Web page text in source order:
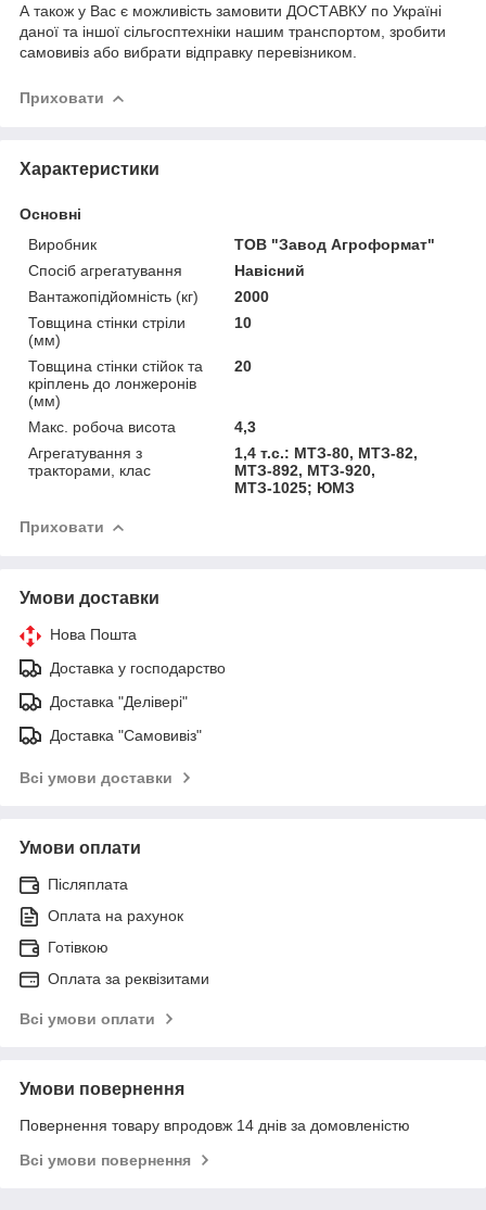
А також у Вас є можливість замовити ДОСТАВКУ по Україні
даної та іншої сільгосптехніки нашим транспортом, зробити
самовивіз або вибрати відправку перевізником.
Приховати
Характеристики
Основні
Виробник
ТОВ "Завод Агроформат"
Спосіб агрегатування
Навісний
Вантажопідйомність (кг)
2000
Товщина стінки стріли
(мм)
10
Товщина стінки стійок та
кріплень до лонжеронів
(мм)
20
Макс. робоча висота
4,3
Агрегатування з
тракторами, клас
1,4 т.с.: МТЗ-80, МТЗ-82,
МТЗ-892, МТЗ-920,
МТЗ-1025; ЮМЗ
Приховати
Умови доставки
Нова Пошта
Доставка у господарство
Доставка "Делівері"
Доставка "Самовивіз"
Всі умови доставки
Умови оплати
Післяплата
Оплата на рахунок
Готівкою
Оплата за реквізитами
Всі умови оплати
Умови повернення
Повернення товару впродовж 14 днів за домовленістю
Всі умови повернення